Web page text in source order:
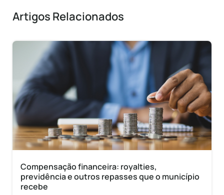
Artigos Relacionados
Compensação financeira: royalties,
previdência e outros repasses que o município
recebe